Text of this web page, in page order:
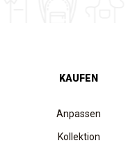
KAUFEN
Anpassen
Kollektion